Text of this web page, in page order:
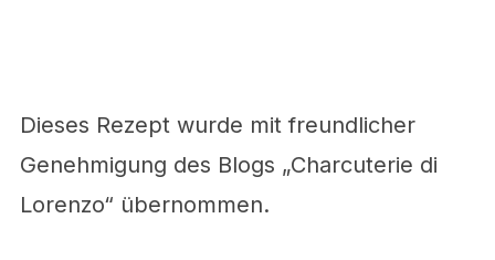
Dieses Rezept wurde mit freundlicher
Genehmigung des Blogs „Charcuterie di
Lorenzo“ übernommen.